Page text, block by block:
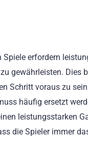
erfordern
gewährleisten. Dies
Schritt voraus zu
häufig ersetzt
leistungsstarken
die Spieler immer